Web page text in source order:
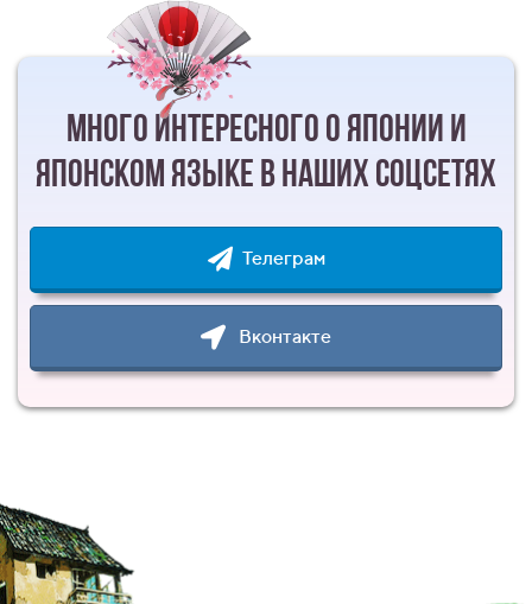
много интересного о японии и
японском языке в наших соцсетях
Телеграм
Вконтакте